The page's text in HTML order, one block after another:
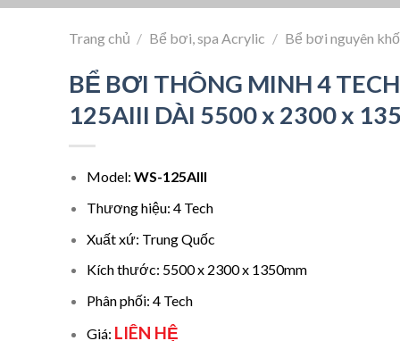
Trang chủ / Bể bơi, spa Acrylic / Bể bơi nguyên
BỂ BƠI THÔNG MINH 4
125AIII DÀI 5500 x 2300 x
Model:WS-125AIII
Thương hiệu: 4 Tech
Xuất xứ: Trung Quốc
Kích thước: 5500 x 2300 x 1350mm
Phân phối: 4 Tech
Giá: LIÊN HỆ